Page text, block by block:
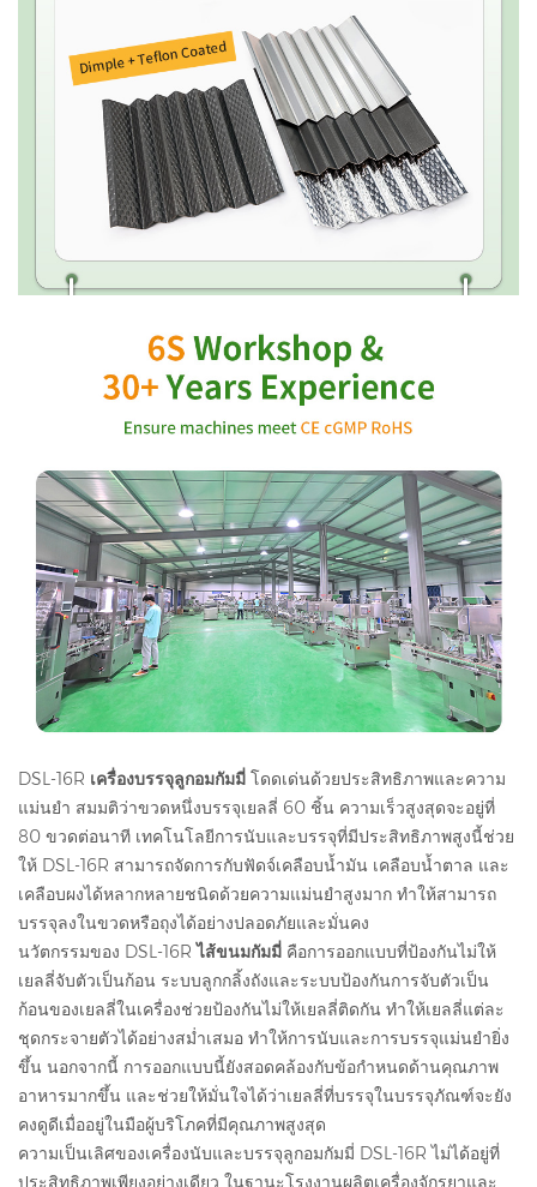
DSL-16R เครื่องบรรจุลูกอมกัมมี่ โดดเด่นด้วยประสิทธิภาพและความ
แม่นยำ สมมติว่าขวดหนึ่งบรรจุเยลลี่ 60 ชิ้น ความเร็วสูงสุดจะอยู่ที่
80 ขวดต่อนาที เทคโนโลยีการนับและบรรจุที่มีประสิทธิภาพสูงนี้ช่วย
ให้ DSL-16R สามารถจัดการกับฟัดจ์เคลือบน้ำมัน เคลือบน้ำตาล และ
เคลือบผงได้หลากหลายชนิดด้วยความแม่นยำสูงมาก ทำให้สามารถ
บรรจุลงในขวดหรือถุงได้อย่างปลอดภัยและมั่นคง
นวัตกรรมของ DSL-16Rไส้ขนมกัมมี่ คือการออกแบบที่ป้องกันไม่ให้
เยลลี่จับตัวเป็นก้อน ระบบลูกกลิ้งถังและระบบป้องกันการจับตัวเป็น
ก้อนของเยลลี่ในเครื่องช่วยป้องกันไม่ให้เยลลี่ติดกัน ทำให้เยลลี่แต่ละ
ชุดกระจายตัวได้อย่างสม่ำเสมอ ทำให้การนับและการบรรจุแม่นยำยิ่ง
ขึ้น นอกจากนี้ การออกแบบนี้ยังสอดคล้องกับข้อกำหนดด้านคุณภาพ
อาหารมากขึ้น และช่วยให้มั่นใจได้ว่าเยลลี่ที่บรรจุในบรรจุภัณฑ์จะยัง
คงดูดีเมื่ออยู่ในมือผู้บริโภคที่มีคุณภาพสูงสุด
ความเป็นเลิศของเครื่องนับและบรรจุลูกอมกัมมี่ DSL-16R ไม่ได้อยู่ที่
ประสิทธิภาพเพียงอย่างเดียว ในฐานะโรงงานผลิตเครื่องจักรยาและ